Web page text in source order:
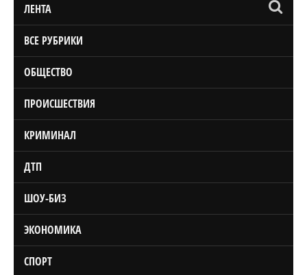
ЛЕНТА
ВСЕ РУБРИКИ
ОБЩЕСТВО
ПРОИСШЕСТВИЯ
КРИМИНАЛ
ДТП
ШОУ-БИЗ
ЭКОНОМИКА
СПОРТ